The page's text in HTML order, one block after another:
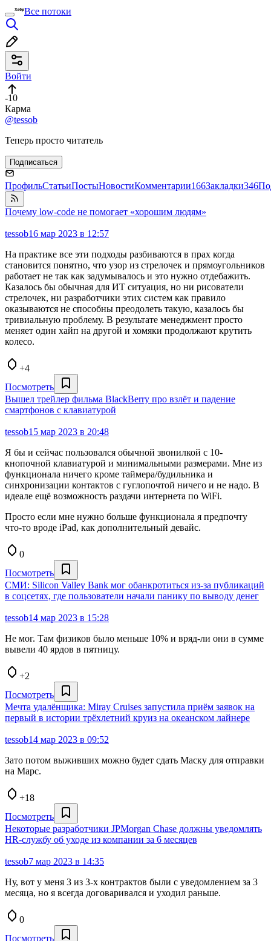
Все потоки
Войти
-10
Карма
@tessob
Теперь просто читатель
Подписаться
ПрофильСтатьиПостыНовостиКомментарии166Закладки346
Почему low-code не помогает «хорошим людям»
tessob16 мар 2023 в 12:57
На практике все эти подходы разбиваются в прах когда
становится понятно, что узор из стрелочек и прямоугольников
работает не так как задумывалось и это нужно отдебажить.
Казалось бы обычная для ИТ ситуация, но ни рисователи
стрелочек, ни разработчики этих систем как правило
оказываются не способны преодолеть такую, казалось бы
тривиальную проблему. В результате менеджмент просто
меняет один хайп на другой и хомяки продолжают крутить
колесо.
+4
Посмотреть
Вышел трейлер фильма BlackBerry про взлёт и падение
смартфонов с клавиатурой
tessob15 мар 2023 в 20:48
Я бы и сейчас пользовался обычной звонилкой с 10-
кнопочной клавиатурой и минимальными размерами. Мне из
функционала ничего кроме таймера/будильника и
синхронизации контактов с гуглопочтой ничего и не надо. В
идеале ещё возможность раздачи интернета по WiFi.
Просто если мне нужно больше функционала я предпочту
что-то вроде iPad, как дополнительный девайс.
0
Посмотреть
СМИ: Silicon Valley Bank мог обанкротиться из-за публикаций
в соцсетях, где пользователи начали панику по выводу денег
tessob14 мар 2023 в 15:28
Не мог. Там физиков было меньше 10% и вряд-ли они в сумме
вывели 40 ярдов в пятницу.
+2
Посмотреть
Мечта удалёнщика: Miray Cruises запустила приём заявок на
первый в истории трёхлетний круиз на океанском лайнере
tessob14 мар 2023 в 09:52
Зато потом выживших можно будет сдать Маску для отправки
на Марс.
+18
Посмотреть
Некоторые разработчики JPMorgan Chase должны уведомлять
HR-службу об уходе из компании за 6 месяцев
tessob7 мар 2023 в 14:35
Ну, вот у меня 3 из 3-х контрактов были с уведомлением за 3
месяца, но я всегда договаривался и уходил раньше.
0
Посмотреть